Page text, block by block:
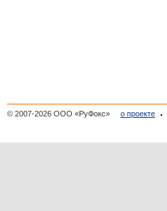
© 2007-2026 ООО «РуФокс» о проекте